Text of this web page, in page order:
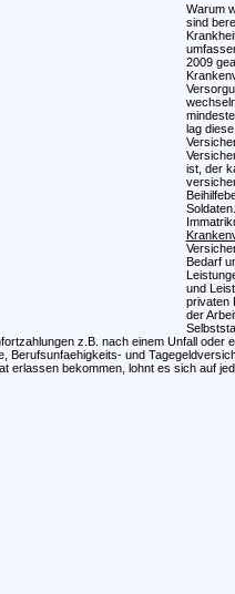
Warum
sind
2009
lag
ist, der
Bedarf
und
privaten
der
z.B. nach einem Unfall
Berufsunfaehigkeits- und
erlassen bekommen, lohnt es sich auf